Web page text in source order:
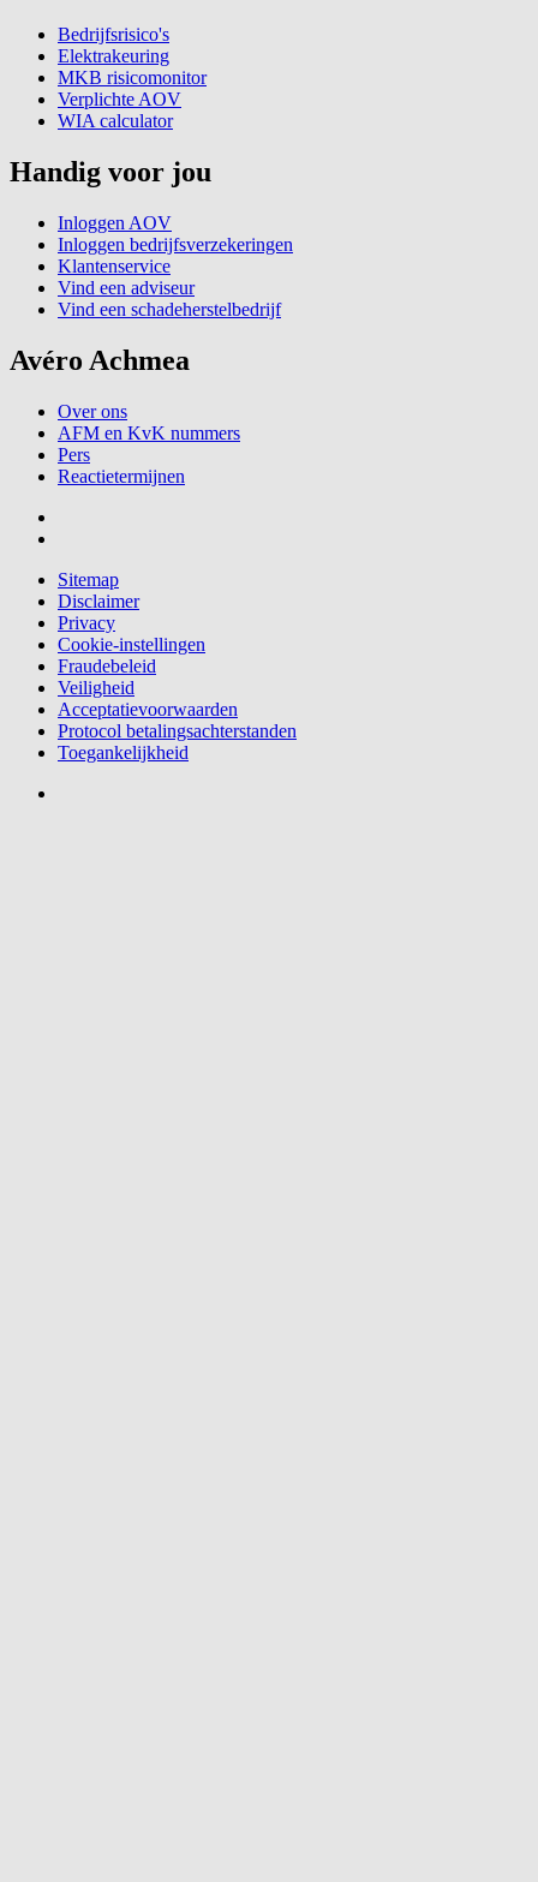
Bedrijfsrisico's
Elektrakeuring
MKB risicomonitor
Verplichte AOV
WIA calculator
Handig voor jou
Inloggen AOV
Inloggen bedrijfsverzekeringen
Klantenservice
Vind een adviseur
Vind een schadeherstelbedrijf
Avéro Achmea
Over ons
AFM en KvK nummers
Pers
Reactietermijnen
Sitemap
Disclaimer
Privacy
Cookie-instellingen
Fraudebeleid
Veiligheid
Acceptatievoorwaarden
Protocol betalingsachterstanden
Toegankelijkheid